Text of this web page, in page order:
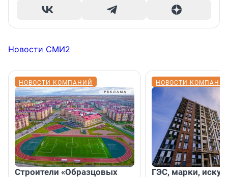
Новости СМИ2
НОВОСТИ КОМПАНИЙ
Строители «Образцовых
НОВОСТИ
ГЭС, марки,